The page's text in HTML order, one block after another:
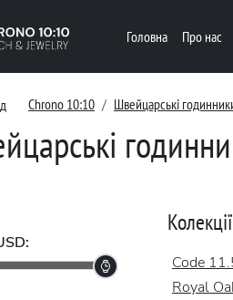
Головна Про нас
Chrono 10:10 Швейцарські
Колекції
Code
Royal